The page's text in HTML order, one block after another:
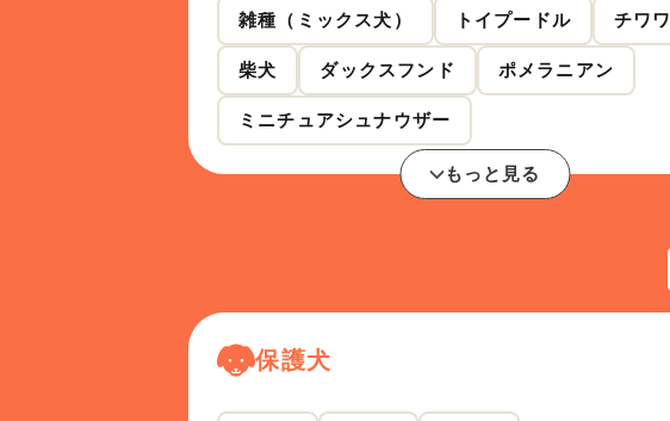
雑種（ミックス犬） トイプードル チワワ
柴犬 ダックスフンド ポメラニアン
ミニチュアシュナウザー
もっと見る
保護犬